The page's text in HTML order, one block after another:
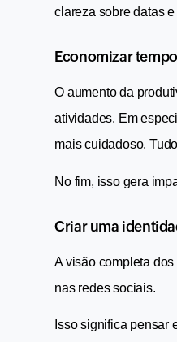
clareza sobre datas
Economizar tempo
O aumento da
atividades. Em
mais cuidadoso.
No fim, isso gera
Criar uma
A visão completa
nas redes sociais.
Isso significa pensar